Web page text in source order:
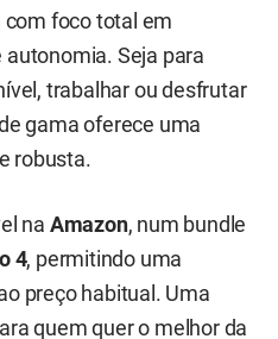
foco total em
Seja para
trabalhar ou desfrutar
gama oferece uma
robusta.
na Amazon, num bundle
4, permitindo uma
preço habitual. Uma
quem quer o melhor da